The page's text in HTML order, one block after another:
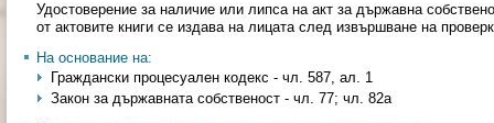
Удостоверение за наличие или липса на акт за държавна
от актовите книги се издава на лицата след извършване на
На основание на:
Граждански процесуален кодекс - чл. 587, ал. 1
Закон за държавната собственост - чл. 77; чл. 82а